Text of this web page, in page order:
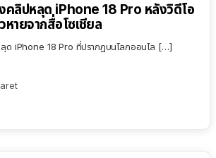
คลิปหลุด iPhone 18 Pro หลังวิดีโอ
ายจากสื่อโซเชียล
ด iPhone 18 Pro ที่ปรากฏบนโลกออนไล […]